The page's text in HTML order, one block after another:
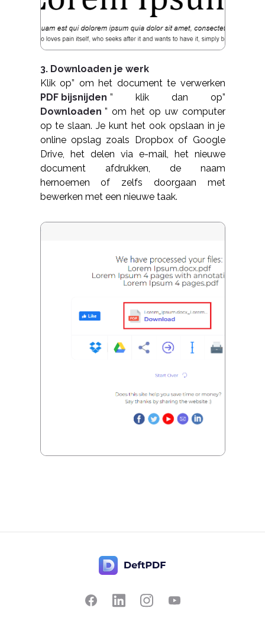
3. Downloaden je werk
Klik op” om het document te verwerken
PDF bijsnijden ” klik dan op”
Downloaden ” om het op uw computer
op te slaan. Je kunt het ook opslaan in je
online opslag zoals Dropbox of Google
Drive, het delen via e-mail, het nieuwe
document afdrukken, de naam
hernoemen of zelfs doorgaan met
bewerken met een nieuwe taak.